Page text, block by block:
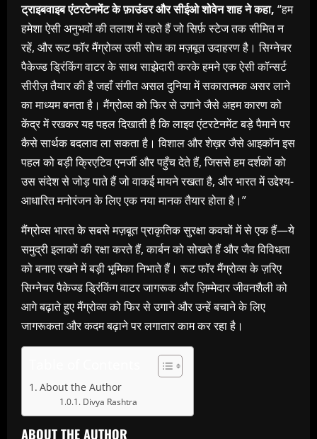
ट्राइबवाइब एंटरटेनमेंट के फ़ाउंडर और सीईओ शोवेन शाह ने कहा, “हम
हमेशा ऐसी अनुभवों की तलाश में रहते हैं जो सिर्फ़ स्टेज तक सीमित न
रहें, और रूट फॉर मैंग्रोव्स उसी सोच का मज़बूत उदाहरण है। सिग्नेचर
पैकेज्ड ड्रिंकिंग वाटर के साथ साझेदारी करके हमने एक ऐसी कॉन्सर्ट
सीरीज़ तैयार की है जहाँ संगीत असल दुनिया में सकारात्मक असर लाने
का माध्यम बनता है। मैंग्रोव्स को फिर से उगाने जैसे अहम कारण को
केंद्र में रखकर यह पहल दिखाती है कि लाइव एंटरटेनमेंट बड़े पैमाने पर
कैसे सार्थक बदलाव ला सकता है। विशाल और शेख़र जैसे आइकॉन इस
पहल को बड़ी क्रिएटिव एनर्जी और पहुँच देते हैं, जिससे हम दर्शकों को
उस संदेश से जोड़ पाते हैं जो वाकई मायने रखता है, और भारत में उद्देश्य-
आधारित मनोरंजन के लिए एक नया मानक तैयार होता है।”
मैंग्रोव्स भारत के सबसे मज़बूत प्राकृतिक सुरक्षा कवचों में से एक हैं—ये
समुद्री इलाकों की रक्षा करते हैं, कार्बन को सोखते हैं और जैव विविधता
को बनाए रखने में बड़ी भूमिका निभाते हैं। रूट फॉर मैंग्रोव्स के ज़रिए
सिग्नेचर पैकेज्ड ड्रिंकिंग वाटर जागरूक और ज़िम्मेदार जीवनशैली को
आगे बढ़ाते हुए मैंग्रोव्स को फिर से उगाने और उन्हें बचाने के लिए
जागरूकता और कदम बढ़ाने पर लगातार काम कर रहा है।
About the Author
Divya Rashtra
ABOUT THE AUTHOR